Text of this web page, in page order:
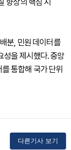
향상의 핵심 지
분, 민원 데이터를
성을 제시했다. 중앙
통합해 국가 단위
다른기사 보기